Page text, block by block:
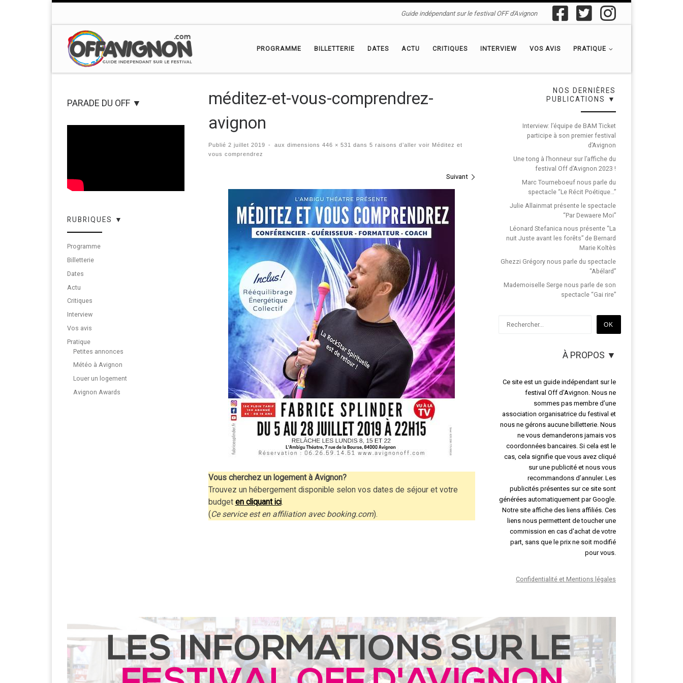
Guide indépendant sur le festival OFF d'Avignon
PROGRAMME BILLETTERIE DATES ACTU CRITIQUES INTERVIEW VOS AVIS PRATIQUE
méditez-et-vous-comprendrez-
avignon
Publié 2 juillet 2019 - aux dimensions 446 × 531 dans 5 raisons d’aller voir Méditez et
vous comprendrez
Suivant
Vous cherchez un logement à Avignon?
Trouvez un hébergement disponible selon vos dates de séjour et votre
budget en cliquant ici.
(Ce service est en affiliation avec booking.com).
PARADE DU OFF ▼
RUBRIQUES ▼
Programme
Billetterie
Dates
Actu
Critiques
Interview
Vos avis
Pratique
Petites annonces
Météo à Avignon
Louer un logement
Avignon Awards
NOS DERNIÈRES
PUBLICATIONS ▼
Interview: l’équipe de BAM Ticket
participe à son premier festival
d’Avignon
Une tong à l’honneur sur l’affiche du
festival Off d’Avignon 2023 !
Marc Tourneboeuf nous parle du
spectacle “Le Récit Poétique…”
Julie Allainmat présente le spectacle
“Par Dewaere Moi”
Léonard Stefanica nous présente “La
nuit Juste avant les forêts” de Bernard
Marie Koltès
Ghezzi Grégory nous parle du spectacle
“Abélard”
Mademoiselle Serge nous parle de son
spectacle “Gai rire”
OK
À PROPOS ▼
Ce site est un guide indépendant sur le
festival Off d'Avignon. Nous ne
sommes pas membre d’une
association organisatrice du festival et
nous ne gérons aucune billetterie. Nous
ne vous demanderons jamais vos
coordonnées bancaires. Si cela est le
cas, cela signifie que vous avez cliqué
sur une publicité et nous vous
recommandons d’annuler. Les
publicités présentes sur ce site sont
générées automatiquement par Google.
Notre site affiche des liens affiliés. Ces
liens nous permettent de toucher une
commission en cas d'achat de votre
part, sans que le prix ne soit modifié
pour vous.
Confidentialité et Mentions légales